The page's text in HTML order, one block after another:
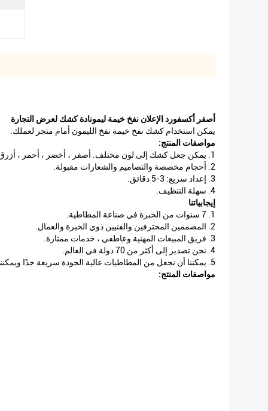
أصفر أكسفورد الإعلان نفخ خيمة ليمونادة كشك لعرض التجارة
يمكن استخدام كشك نفخ خيمة نفخ الليمون أمام متجر لعملك.
مواصفات المنتج:
1. يمكن جعل كشك إلى لون مختلف. أصفر ، أخضر ، أحمر ، أزرق ، أورانج إلخ.
2. أحجام مخصصة والتصاميم والشعارات مقبولة.
3. إعداد سريع: 3-5 دقائق.
4. سهلة التنظيف.
إيجابياتنا
1. 7 سنوات من الخبرة في صناعة المطاطية.
2. المصممين المحترفين والفنيين ذوي الخبرة والعمال.
3. فريق المبيعات المهنية وعاطفي ، خدمات ممتازة.
4. نحن تصدير إلى أكثر من 70 دولة في العالم.
5. يمكننا أن نجعل من المطاطيات عالية الجودة سريعة جدًا ويمكننا تقديم طلباتك بسرعة كبيرة.
مواصفات المنتج: